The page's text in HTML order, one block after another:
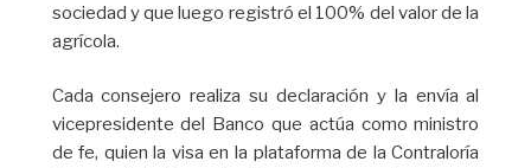
sociedad y que luego registró el 100% del valor de la
agrícola.
Cada consejero realiza su declaración y la envía al
vicepresidente del Banco que actúa como ministro
de fe, quien la visa en la plataforma de la Contraloría